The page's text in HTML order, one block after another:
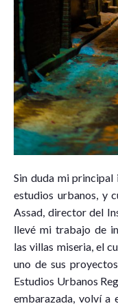
Sin duda mi principal
estudios urbanos, y
Assad, director del
llevé mi trabajo de
las villas miseria, el
uno de sus
Estudios Urbanos
embarazada, volví a